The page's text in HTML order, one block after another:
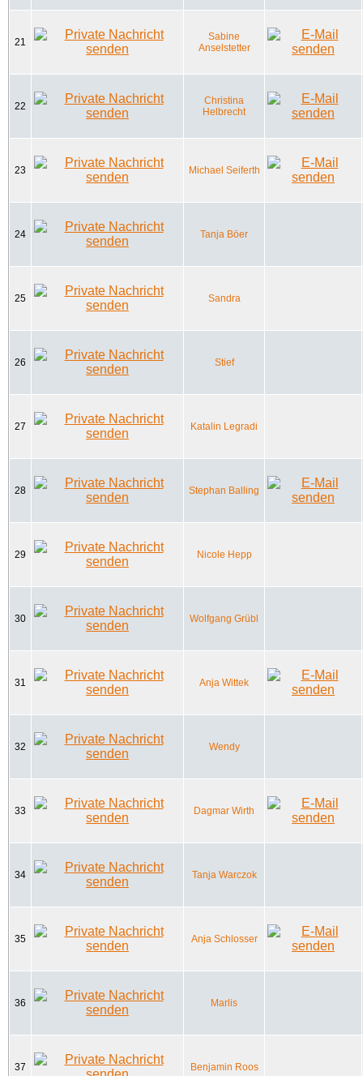
21
Sabine
Anselstetter
22
Christina
Helbrecht
23 Michael Seiferth
24 Tanja Böer
25 Sandra
26 Stief
27 Katalin Legradi
28 Stephan Balling
29 Nicole Hepp
30 Wolfgang Grübl
31 Anja Wittek
32 Wendy
33 Dagmar Wirth
34 Tanja Warczok
35 Anja Schlosser
36 Marlis
37 Benjamin Roos